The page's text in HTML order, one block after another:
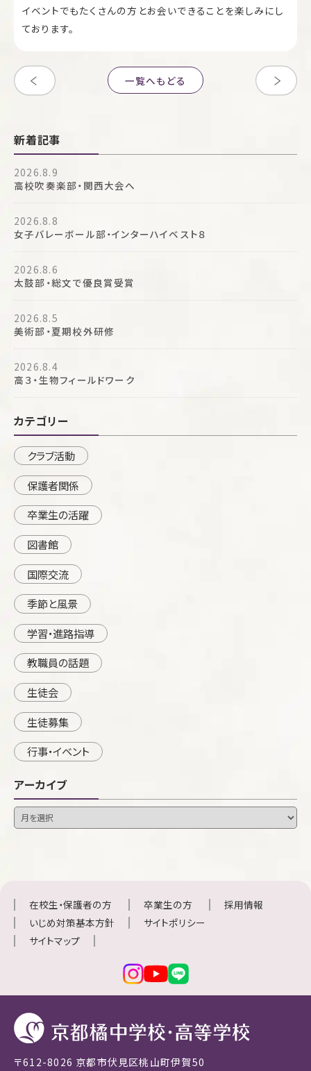
イベントでもたくさんの方とお会いできることを楽しみにし
ております。
一覧へもどる
新着記事
2026.8.9
高校吹奏楽部・関西大会へ
2026.8.8
女子バレーボール部・インターハイベスト８
2026.8.6
太鼓部・総文で優良賞受賞
2026.8.5
美術部・夏期校外研修
2026.8.4
高３・生物フィールドワーク
カテゴリー
クラブ活動
保護者関係
卒業生の活躍
図書館
国際交流
季節と風景
学習・進路指導
教職員の話題
生徒会
生徒募集
行事・イベント
アーカイブ
在校生・保護者の方 卒業生の方
採用情報
いじめ対策基本方針
サイトポリシー
サイトマップ
〒612-8026 京都市伏見区桃山町伊賀50